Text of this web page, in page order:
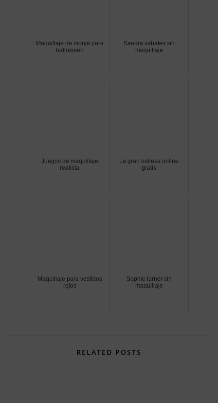
Maquillaje de monje para
halloween
Sandra sabates sin
maquillaje
Juegos de maquillaje
realista
La gran belleza online
gratis
Maquillaje para vestidos
rojos
Sophie turner sin
maquillaje
RELATED POSTS